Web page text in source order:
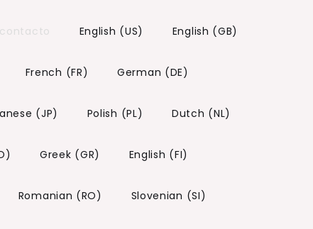
English (US) English (GB)
French (FR) German (DE)
(JP) Polish (PL) Dutch (NL)
Greek (GR) English (FI)
Romanian (RO) Slovenian (SI)